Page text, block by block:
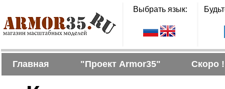
Выбрать язык:
Главная "Проект Armor35" Скоро !